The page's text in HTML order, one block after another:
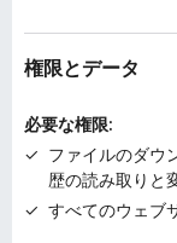
権限とデータ
必要な権限:
ファイルのダウ
歴の読み取りと
すべてのウェブ